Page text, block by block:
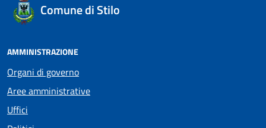
Comune di Stilo
AMMINISTRAZIONE
Organi di governo
Aree amministrative
Uffici